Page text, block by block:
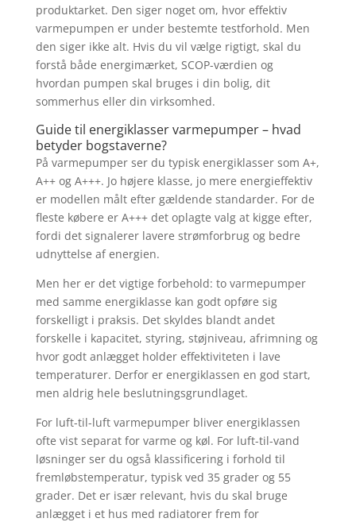
produktarket. Den siger noget om, hvor effektiv
varmepumpen er under bestemte testforhold. Men
den siger ikke alt. Hvis du vil vælge rigtigt, skal du
forstå både energimærket, SCOP-værdien og
hvordan pumpen skal bruges i din bolig, dit
sommerhus eller din virksomhed.
Guide til energiklasser varmepumper – hvad
betyder bogstaverne?
På varmepumper ser du typisk energiklasser som A+,
A++ og A+++. Jo højere klasse, jo mere energieffektiv
er modellen målt efter gældende standarder. For de
fleste købere er A+++ det oplagte valg at kigge efter,
fordi det signalerer lavere strømforbrug og bedre
udnyttelse af energien.
Men her er det vigtige forbehold: to varmepumper
med samme energiklasse kan godt opføre sig
forskelligt i praksis. Det skyldes blandt andet
forskelle i kapacitet, styring, støjniveau, afrimning og
hvor godt anlægget holder effektiviteten i lave
temperaturer. Derfor er energiklassen en god start,
men aldrig hele beslutningsgrundlaget.
For luft-til-luft varmepumper bliver energiklassen
ofte vist separat for varme og køl. For luft-til-vand
løsninger ser du også klassificering i forhold til
fremløbstemperatur, typisk ved 35 grader og 55
grader. Det er især relevant, hvis du skal bruge
anlægget i et hus med radiatorer frem for